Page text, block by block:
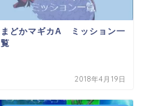
まどかマギカA ミッション一
覧
2018年4月19日